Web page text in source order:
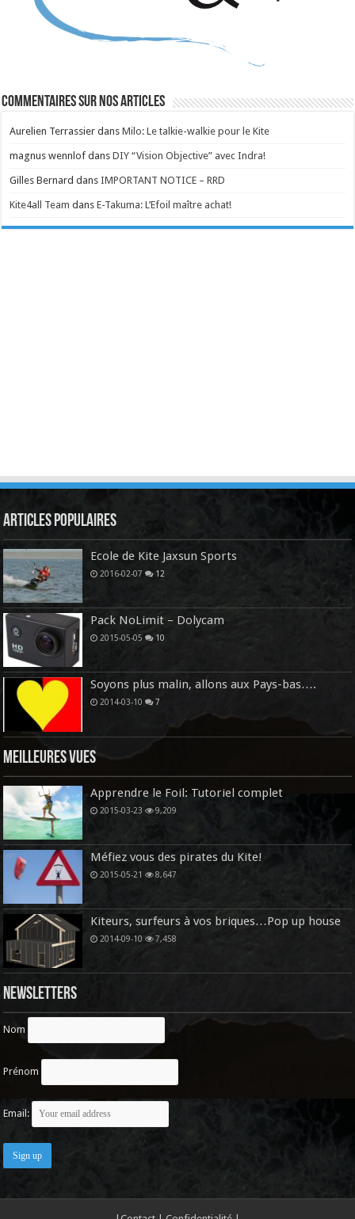
Commentaires sur nos articles
Aurelien Terrassier dansMilo: Le talkie-walkie pour le Kite
magnus wennlof dansDIY “Vision Objective” avec Indra!
Gilles Bernard dansIMPORTANT NOTICE – RRD
Kite4all Team dansE-Takuma: L’Efoil maître achat!
Articles Populaires
Ecole de Kite Jaxsun Sports
2016-02-07 12
Pack NoLimit – Dolycam
2015-05-05 10
Soyons plus malin, allons aux Pays-bas….
2014-03-10 7
Meilleures vues
Apprendre le Foil: Tutoriel complet
2015-03-23 9,209
Méfiez vous des pirates du Kite!
2015-05-21 8,647
Kiteurs, surfeurs à vos briques…Pop up house
2014-09-10 7,458
Newsletters
Nom
Prénom
Email: